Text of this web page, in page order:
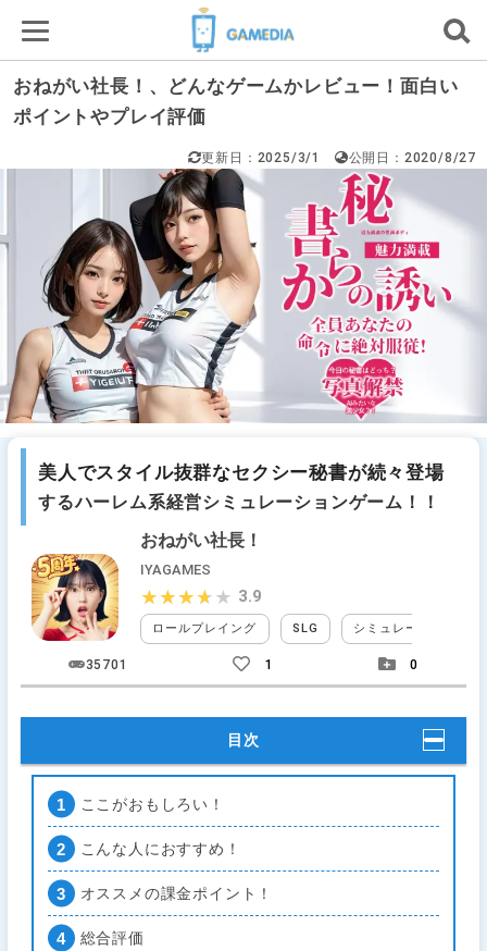
おねがい社長！、どんなゲームかレビュー！面白い
ポイントやプレイ評価
更新日：2025/3/1 公開日：2020/8/27
美人でスタイル抜群なセクシー秘書が続々登場
するハーレム系経営シミュレーションゲーム！！
おねがい社長！
IYAGAMES
ロールプレイング SLG シミュレーションRPG
★★★★★
★★★★★ 3.9
35701 1 0
目次
ここがおもしろい！
こんな人におすすめ！
オススメの課金ポイント！
総合評価